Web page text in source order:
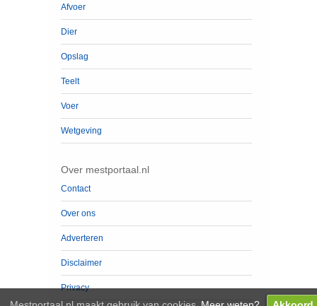
Afvoer
Dier
Opslag
Teelt
Voer
Wetgeving
Over mestportaal.nl
Contact
Over ons
Adverteren
Disclaimer
Privacy